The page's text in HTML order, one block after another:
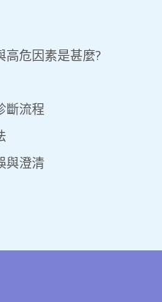
高危因素是甚麼?
斷流程
與澄清